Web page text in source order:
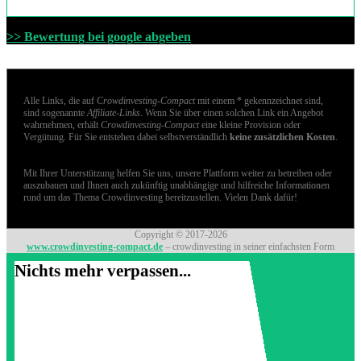
>> Bewertung bei google abgeben
Alle Links, die auf Crowdinvesting-Compactmit einem * gekennzeichnet sind,
sind sogenannteAffiliate-Links. Wenn Sie über einen solchen Link ein Angebot
wahrnehmen, erhält Crowdinvesting-Compacteine kleine Provision oder
Vergütung. Für Sie entstehen dabei selbstverständlich keine zusätzlichen Kosten.
Mit Ihrer Unterstützung helfen Sie uns, unsere Plattform weiter zu betreiben oder
auszubauen und Ihnen auch zukünftig unabhängige und hilfreiche Informationen
rund um das Thema Crowdinvesting bereitzustellen. Vielen Dank dafür!
Copyright © 2017-2026
www.crowdinvesting-compact.de – crowdinvesting in seiner einfachsten Form
Nichts mehr verpassen...